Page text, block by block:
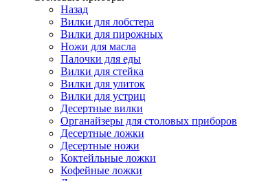
Назад
Вилки для лобстера
Вилки для пирожных
Ножи для масла
Палочки для еды
Вилки для стейка
Вилки для улиток
Вилки для устриц
Десертные вилки
Органайзеры для столовых приборов
Десертные ложки
Десертные ножи
Коктейльные ложки
Кофейные ложки